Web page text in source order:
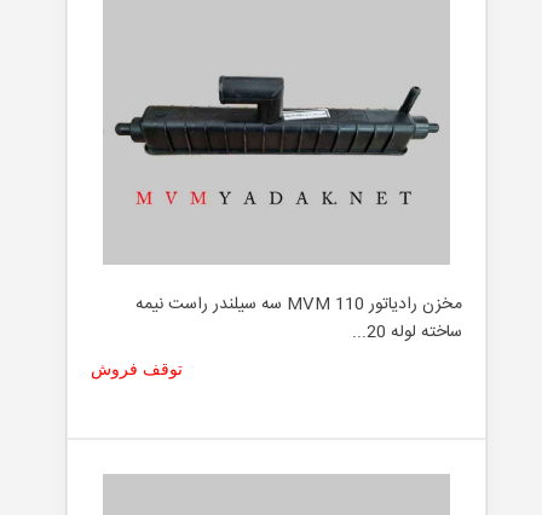
مخزن رادیاتور MVM 110 سه سیلندر راست نیمه
ساخته لوله 20...
توقف فروش